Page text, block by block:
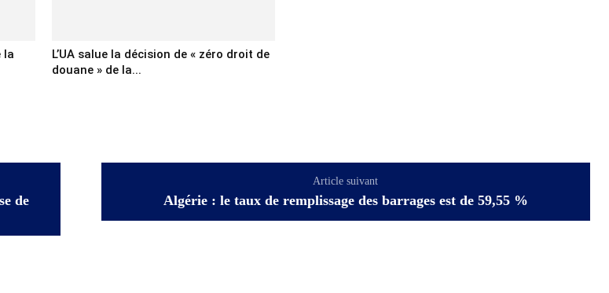
la
L’UA salue la décision de « zéro droit de
douane » de la...
de
Article suivant
Algérie : le taux de remplissage des barrages est de 59,55 %